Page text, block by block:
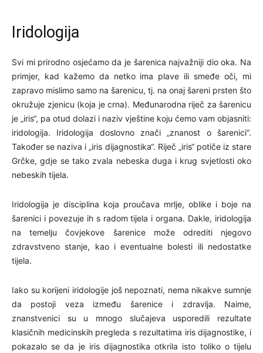
Iridologija
Svi mi prirodno osjećamo da je šarenica najvažniji dio oka. Na
primjer, kad kažemo da netko ima plave ili smeđe oči, mi
zapravo mislimo samo na šarenicu, tj. na onaj šareni prsten što
okružuje zjenicu (koja je crna). Međunarodna riječ za šarenicu
je „iris“, pa otud dolazi i naziv vještine koju ćemo vam objasniti:
iridologija. Iridologija doslovno znači „znanost o šarenici“.
Također se naziva i „iris dijagnostika“. Riječ „iris“ potiče iz stare
Grčke, gdje se tako zvala nebeska duga i krug svjetlosti oko
nebeskih tijela.
Iridologija je disciplina koja proučava mrlje, oblike i boje na
šarenici i povezuje ih s radom tijela i organa. Dakle, iridologija
na temelju čovjekove šarenice može odrediti njegovo
zdravstveno stanje, kao i eventualne bolesti ili nedostatke
tijela.
Iako su korijeni iridologije još nepoznati, nema nikakve sumnje
da postoji veza između šarenice i zdravlja. Naime,
znanstvenici su u mnogo slučajeva usporedili rezultate
klasičnih medicinskih pregleda s rezultatima iris dijagnostike, i
pokazalo se da je iris dijagnostika otkrila isto toliko o tijelu